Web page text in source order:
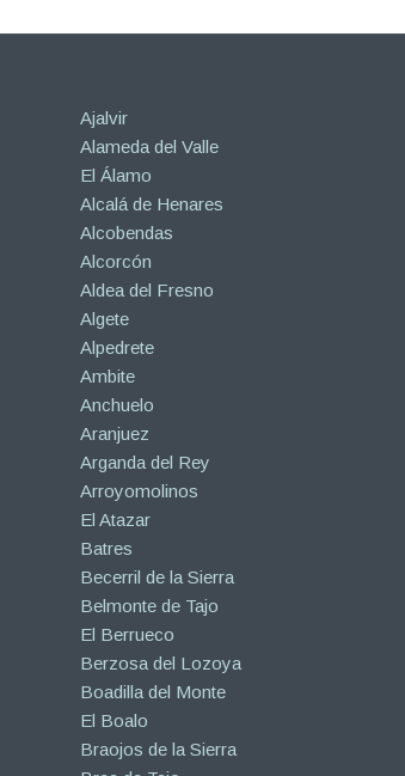
Ajalvir
Alameda del Valle
El Álamo
Alcalá de Henares
Alcobendas
Alcorcón
Aldea del Fresno
Algete
Alpedrete
Ambite
Anchuelo
Aranjuez
Arganda del Rey
Arroyomolinos
El Atazar
Batres
Becerril de la Sierra
Belmonte de Tajo
El Berrueco
Berzosa del Lozoya
Boadilla del Monte
El Boalo
Braojos de la Sierra